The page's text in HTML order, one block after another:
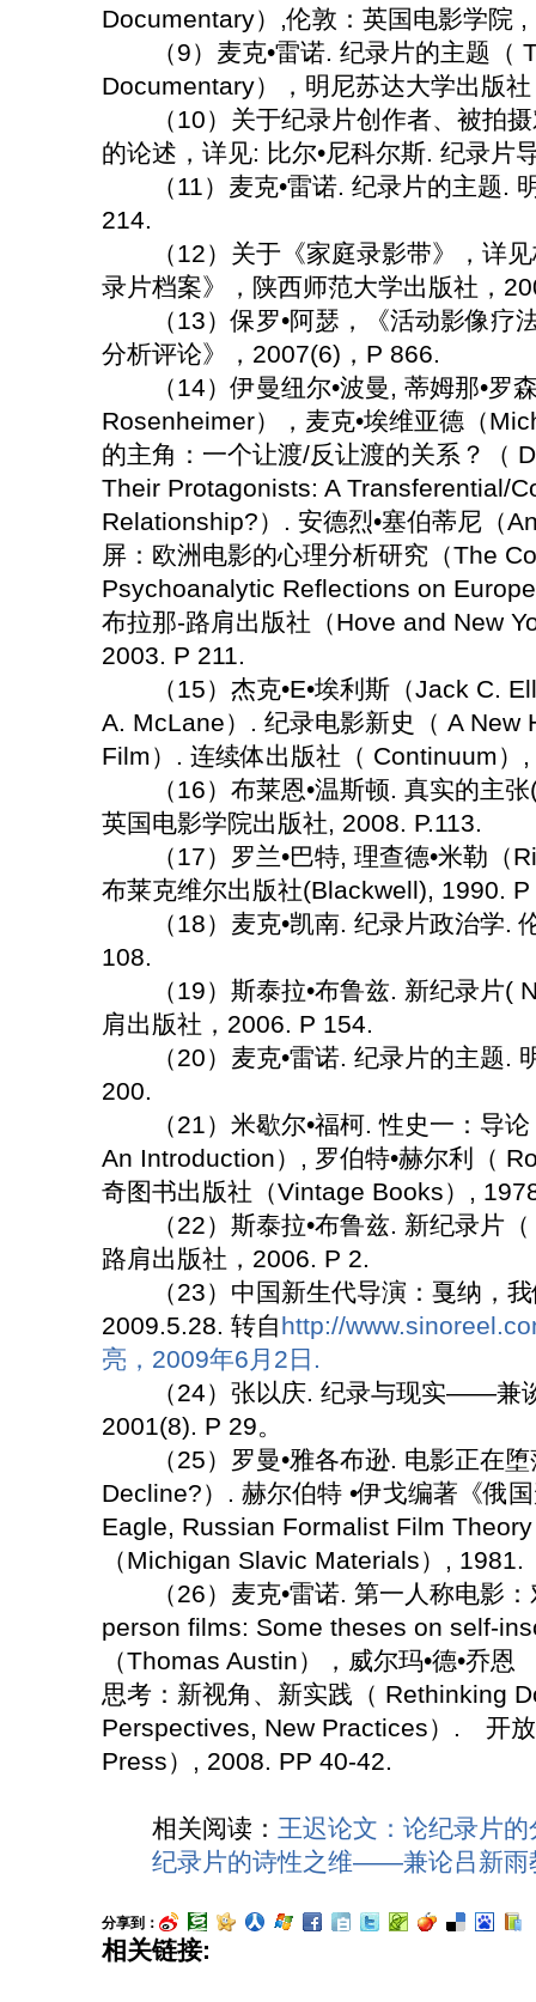
Documentary）,伦敦：英国电影学院 ,
（9）麦克•雷诺. 纪录片的主题（
Documentary），明尼苏达大学出版
（10）关于纪录片创作者、被拍摄
的论述，详见: 比尔•尼科尔斯. 纪录片
（11）麦克•雷诺. 纪录片的主题.
214.
（12）关于《家庭录影带》，详见
录片档案》，陕西师范大学出版社，
（13）保罗•阿瑟，《活动影像疗
分析评论》，2007(6)，P 866.
（14）伊曼纽尔•波曼, 蒂姆那•罗
Rosenheimer），麦克•埃维亚德（
的主角：一个让渡/反让渡的关系？（
Their Protagonists: A Transferential/
Relationship?）. 安德烈•塞伯蒂尼（
屏：欧洲电影的心理分析研究（The
Psychoanalytic Reflections on
布拉那-路肩出版社（Hove and New
2003. P 211.
（15）杰克•E•埃利斯（Jack C.
A. McLane）. 纪录电影新史（ A New
Film）. 连续体出版社（ Continuum）
（16）布莱恩•温斯顿. 真实的主张
英国电影学院出版社, 2008. P.113.
（17）罗兰•巴特, 理查德•米勒（
布莱克维尔出版社(Blackwell), 1990.
（18）麦克•凯南. 纪录片政治学.
108.
（19）斯泰拉•布鲁兹. 新纪录片(
肩出版社，2006. P 154.
（20）麦克•雷诺. 纪录片的主题.
200.
（21）米歇尔•福柯. 性史一：导论
An Introduction）, 罗伯特•赫尔利（
奇图书出版社（Vintage Books）,
（22）斯泰拉•布鲁兹. 新纪录片（
路肩出版社，2006. P 2.
（23）中国新生代导演：戛纳，
2009.5.28. 转自http://
亮，2009年6月2日.
（24）张以庆. 纪录与现实——兼谈
2001(8). P 29。
（25）罗曼•雅各布逊. 电影正在堕
Decline?）. 赫尔伯特 •伊戈编著《俄
Eagle, Russian Formalist Film
（Michigan Slavic Materials）,
（26）麦克•雷诺. 第一人称电影：
person films: Some theses on self-
（Thomas Austin），威尔玛•德•乔
思考：新视角、新实践（ Rethinking
Perspectives, New Practices）. 开
Press）, 2008. PP 40-42.
相关阅读： 王迟论文：论纪录片的
纪录片的诗性之维——兼论吕新雨
分享到：
相关链接: